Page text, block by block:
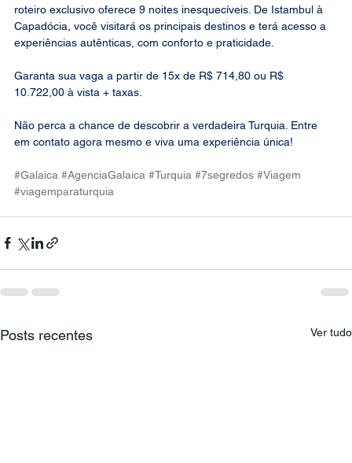
roteiro exclusivo oferece 9 noites inesquecíveis. De Istambul à
Capadócia, você visitará os principais destinos e terá acesso a
experiências autênticas, com conforto e praticidade.
Garanta sua vaga a partir de 15x de R$ 714,80 ou R$
10.722,00 à vista + taxas.
Não perca a chance de descobrir a verdadeira Turquia. Entre
em contato agora mesmo e viva uma experiência única!
#Galaica #AgenciaGalaica #Turquia #7segredos #Viagem
#viagemparaturquia
Posts recentes Ver tudo